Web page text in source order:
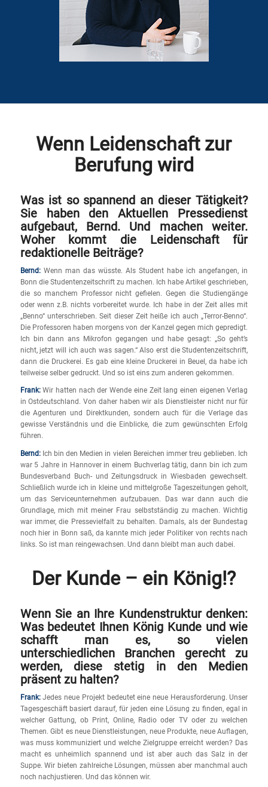
Wenn Leidenschaft zur
Berufung wird
Was ist so spannend an dieser Tätigkeit?
Sie haben den Aktuellen Pressedienst
aufgebaut, Bernd. Und machen weiter.
Woher kommt die Leidenschaft für
redaktionelle Beiträge?
Bernd: Wenn man das wüsste. Als Student habe ich angefangen, in
Bonn die Studentenzeitschrift zu machen. Ich habe Artikel geschrieben,
die so manchem Professor nicht gefielen. Gegen die Studiengänge
oder wenn z.B. nichts vorbereitet wurde. Ich habe in der Zeit alles mit
„Benno“ unterschrieben. Seit dieser Zeit heiße ich auch „Terror-Benno“.
Die Professoren haben morgens von der Kanzel gegen mich gepredigt.
Ich bin dann ans Mikrofon gegangen und habe gesagt: „So geht’s
nicht, jetzt will ich auch was sagen.“ Also erst die Studentenzeitschrift,
dann die Druckerei. Es gab eine kleine Druckerei in Beuel, da habe ich
teilweise selber gedruckt. Und so ist eins zum anderen gekommen.
Frank:Wir hatten nach der Wende eine Zeit lang einen eigenen Verlag
in Ostdeutschland. Von daher haben wir als Dienstleister nicht nur für
die Agenturen und Direktkunden, sondern auch für die Verlage das
gewisse Verständnis und die Einblicke, die zum gewünschten Erfolg
führen.
Bernd: Ich bin den Medien in vielen Bereichen immer treu geblieben. Ich
war 5 Jahre in Hannover in einem Buchverlag tätig, dann bin ich zum
Bundesverband Buch- und Zeitungsdruck in Wiesbaden gewechselt.
Schließlich wurde ich in kleine und mittelgroße Tageszeitungen geholt,
um das Serviceunternehmen aufzubauen. Das war dann auch die
Grundlage, mich mit meiner Frau selbstständig zu machen. Wichtig
war immer, die Pressevielfalt zu behalten. Damals, als der Bundestag
noch hier in Bonn saß, da kannte mich jeder Politiker von rechts nach
links. So ist man reingewachsen. Und dann bleibt man auch dabei.
Der Kunde – ein König!?
Wenn Sie an Ihre Kundenstruktur denken:
Was bedeutet Ihnen König Kunde und wie
schafft man es, so vielen
unterschiedlichen Branchen gerecht zu
werden, diese stetig in den Medien
präsent zu halten?
Frank:Jedes neue Projekt bedeutet eine neue Herausforderung. Unser
Tagesgeschäft basiert darauf, für jeden eine Lösung zu finden, egal in
welcher Gattung, ob Print, Online, Radio oder TV oder zu welchen
Themen. Gibt es neue Dienstleistungen, neue Produkte, neue Auflagen,
was muss kommuniziert und welche Zielgruppe erreicht werden? Das
macht es unheimlich spannend und ist aber auch das Salz in der
Suppe. Wir bieten zahlreiche Lösungen, müssen aber manchmal auch
noch nachjustieren. Und das können wir.